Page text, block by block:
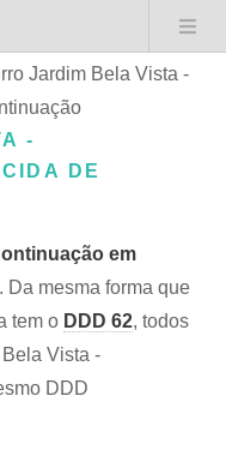
Jardim Bela Vista -
-
DE
em
Da mesma forma que
tem o DDD 62, todos
Vista -
DDD